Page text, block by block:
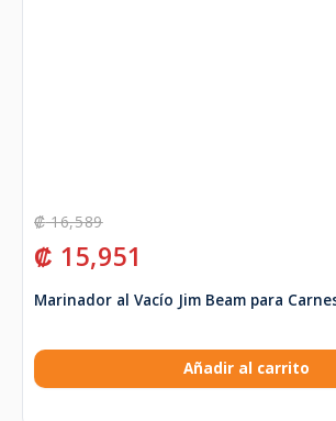
₡16,589
₡ 15,951
Marinador al Vacío Jim Beam para
Añadir al carrito